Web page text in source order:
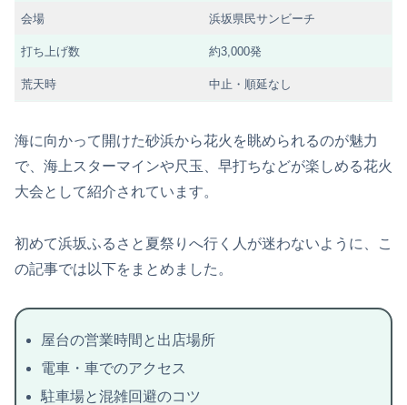
会場 浜坂県民サンビーチ
打ち上げ数 約3,000発
荒天時 中止・順延なし
海に向かって開けた砂浜から花火を眺められるのが魅力
で、海上スターマインや尺玉、早打ちなどが楽しめる花火
大会として紹介されています。
初めて浜坂ふるさと夏祭りへ行く人が迷わないように、こ
の記事では以下をまとめました。
屋台の営業時間と出店場所
電車・車でのアクセス
駐車場と混雑回避のコツ